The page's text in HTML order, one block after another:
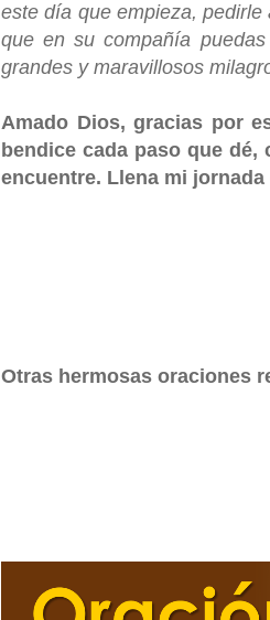
este día que empieza,
que en su compañía
grandes y maravillosos
Amado Dios, gracias por
bendice cada paso que
encuentre. Llena mi
Otras hermosas oraciones